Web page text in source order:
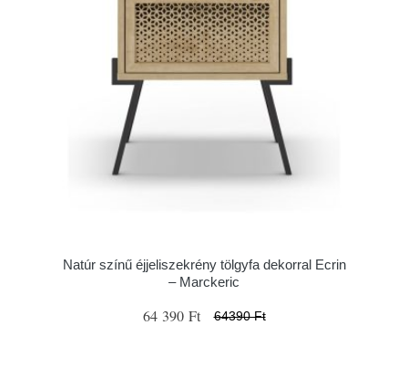
Natúr színű éjjeliszekrény tölgyfa dekorral Ecrin
– Marckeric
64 390 Ft 64390 Ft